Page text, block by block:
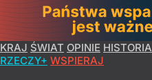
KRAJ ŚWIAT OPINIE HISTORIA
RZECZY+ WSPIERAJ